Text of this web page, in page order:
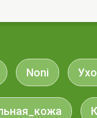
Noni